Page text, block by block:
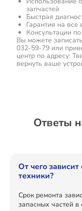
запчастей
Быстрая
Гарантия на
Консультации
Вы можете
032-59-79 или
центр по адресу:
вернуть ваше
Ответы
От чего
техники?
Срок ремонта
запасных частей в